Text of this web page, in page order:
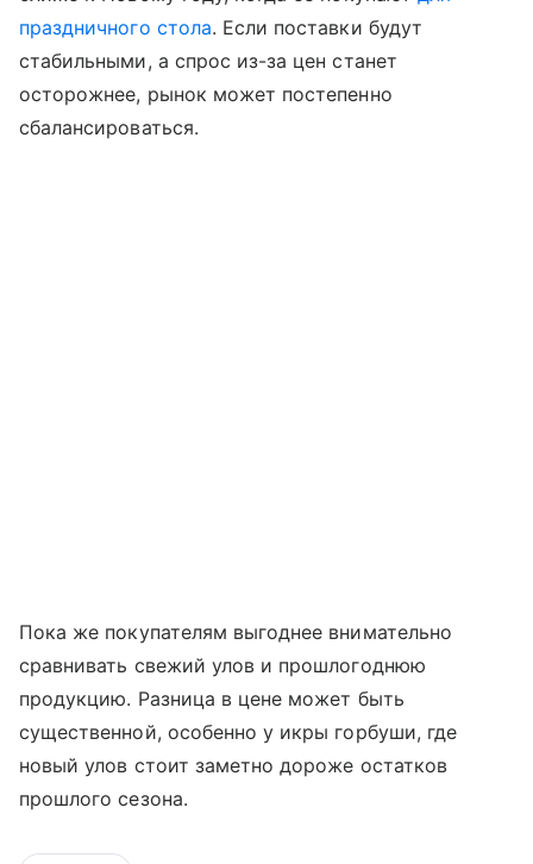
праздничного стола. Если поставки будут
стабильными, а спрос из-за цен станет
осторожнее, рынок может постепенно
сбалансироваться.
Пока же покупателям выгоднее внимательно
сравнивать свежий улов и прошлогоднюю
продукцию. Разница в цене может быть
существенной, особенно у икры горбуши, где
новый улов стоит заметно дороже остатков
прошлого сезона.